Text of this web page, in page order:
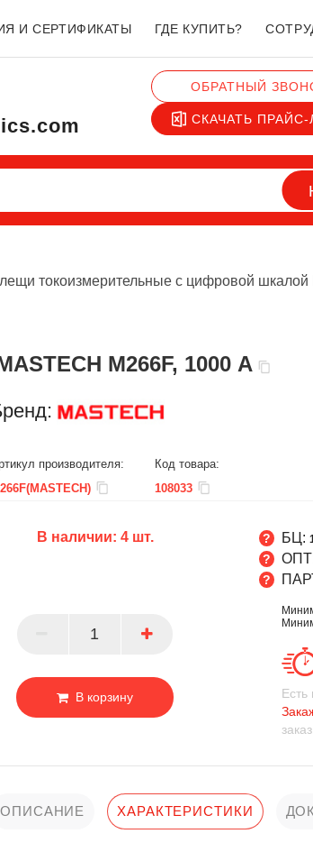
И СЕРТИФИКАТЫ ГДЕ КУПИТЬ?
ОБРАТНЫЙ
СКАЧАТЬ ПРАЙС-
токоизмерительные с цифровой
M266F, 1000 А
производителя:
Код товара:
108033
В наличии: 4шт.
В корзину
БЦ:
Есть
заказ.
ОПИСАНИЕ ХАРАКТЕРИСТИКИ